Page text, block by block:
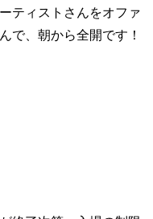
ティストさんをオファ
で、朝から全開です！